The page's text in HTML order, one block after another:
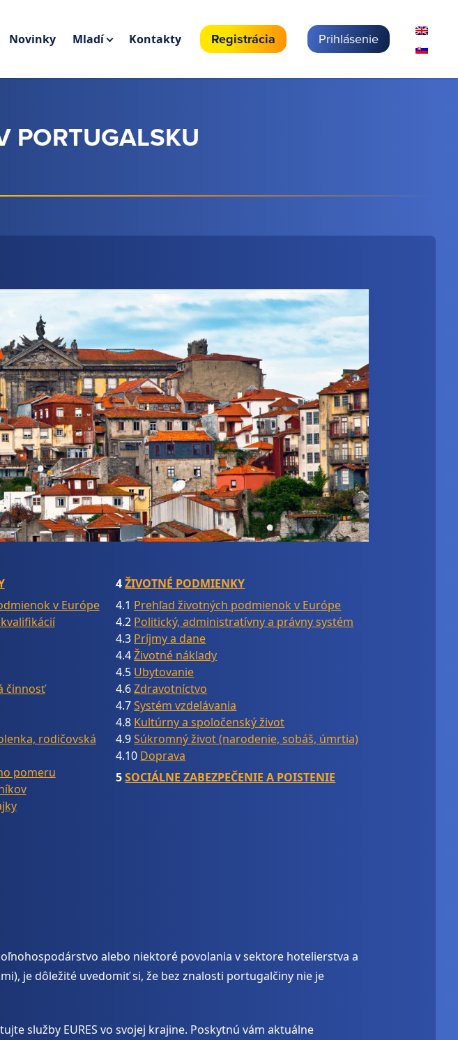
Novinky Mladí Kontakty Registrácia Prihlásenie
PORTUGALSKU
v Európe
činnosť
rodičovská
pomeru
4ŽIVOTNÉ PODMIENKY
4.1 Prehľad životných podmienok v Európe
4.2 Politický, administratívny a právny systém
4.3 Príjmy a dane
4.4Životné náklady
4.5 Ubytovanie
4.6Zdravotníctvo
4.7Systém vzdelávania
4.8 Kultúrny a spoločenský život
4.9Súkromný život (narodenie, sobáš, úmrtia)
4.10 Doprava
5SOCIÁLNE ZABEZPEČENIE A POISTENIE
alebo niektoré povolania v sektore hotelierstva a
je dôležité uvedomiť si, že bez znalosti portugalčiny nie je
služby EURES vo svojej krajine. Poskytnú vám aktuálne